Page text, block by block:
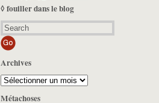
◊ fouiller dans le blog
Archives
Archives
Métachoses